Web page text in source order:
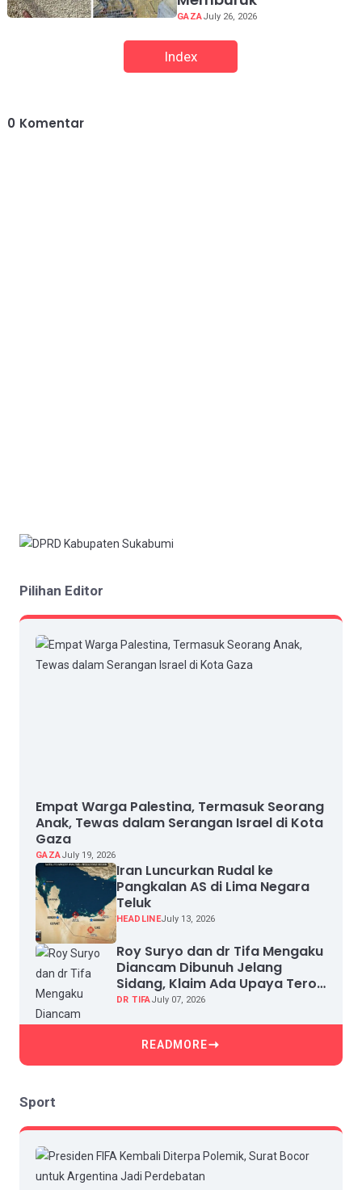
GAZAJuly 26, 2026
Index
0 Komentar
Pilihan Editor
Empat Warga Palestina, Termasuk Seorang
Anak, Tewas dalam Serangan Israel di Kota
Gaza
GAZAJuly 19, 2026
Iran Luncurkan Rudal ke
Pangkalan AS di Lima Negara
Teluk
HEADLINEJuly 13, 2026
Roy Suryo dan dr Tifa Mengaku
Diancam Dibunuh Jelang
Sidang, Klaim Ada Upaya Teror
dan Intimidasi
DR TIFAJuly 07, 2026
READMORE
Sport